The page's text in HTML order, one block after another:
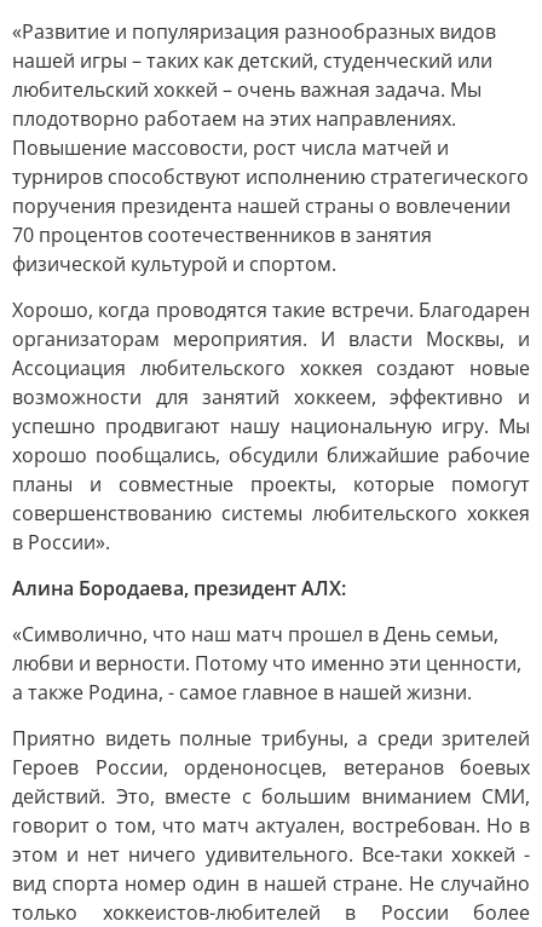
«Развитие и популяризация разнообразных видов
нашей игры – таких как детский, студенческий или
любительский хоккей – очень важная задача. Мы
плодотворно работаем на этих направлениях.
Повышение массовости, рост числа матчей и
турниров способствуют исполнению стратегического
поручения президента нашей страны о вовлечении
70 процентов соотечественников в занятия
физической культурой и спортом.
Хорошо, когда проводятся такие встречи. Благодарен
организаторам мероприятия. И власти Москвы, и
Ассоциация любительского хоккея создают новые
возможности для занятий хоккеем, эффективно и
успешно продвигают нашу национальную игру. Мы
хорошо пообщались, обсудили ближайшие рабочие
планы и совместные проекты, которые помогут
совершенствованию системы любительского хоккея
в России».
Алина Бородаева, президент АЛХ:
«Символично, что наш матч прошел в День семьи,
любви и верности. Потому что именно эти ценности,
а также Родина, - самое главное в нашей жизни.
Приятно видеть полные трибуны, а среди зрителей
Героев России, орденоносцев, ветеранов боевых
действий. Это, вместе с большим вниманием СМИ,
говорит о том, что матч актуален, востребован. Но в
этом и нет ничего удивительного. Все-таки хоккей -
вид спорта номер один в нашей стране. Не случайно
только хоккеистов-любителей в России более